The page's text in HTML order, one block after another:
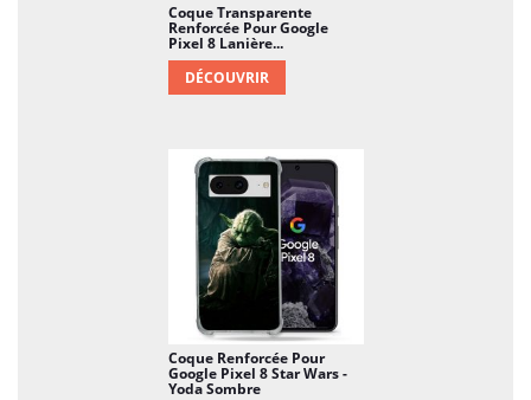
Coque Transparente
Renforcée Pour Google
Pixel 8 Lanière...
DÉCOUVRIR
Coque Renforcée Pour
Google Pixel 8 Star Wars -
Yoda Sombre